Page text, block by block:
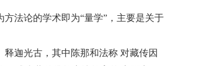
法论的学术即为“量学”，主要是关于
迦光古，其中陈那和法称 对藏传因